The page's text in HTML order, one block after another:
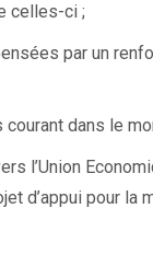
celles-ci ;
par un
dans le
l’Union
d’appui pour la